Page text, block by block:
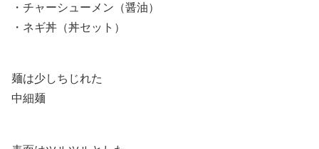
・チャーシューメン（醤油）
・ネギ丼（丼セット）
麺は少しちじれた
中細麺